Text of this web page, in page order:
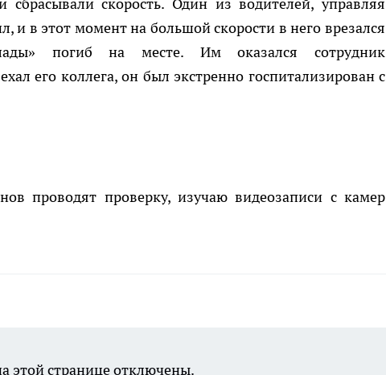
и в этот момент на большой скорости в него врезался
погиб на месте. Им оказался сотрудник
его коллега, он был экстренно госпитализирован с
проводят проверку, изучаю видеозаписи с камер
этой странице отключены.